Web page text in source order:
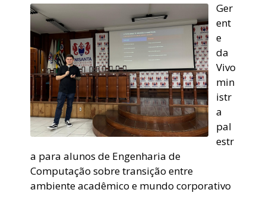
Ger
ent
e
da
Vivo
min
istr
a
pal
estr
a para alunos de Engenharia de
Computação sobre transição entre
ambiente acadêmico e mundo corporativo